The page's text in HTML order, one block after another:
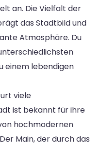
an. Die Vielfalt der
das Stadtbild und
Atmosphäre. Du
einem lebendigen
viele
ist bekannt für ihre
hochmodernen
Main, der durch das